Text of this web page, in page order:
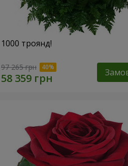
1000 троянд!
97 265 грн